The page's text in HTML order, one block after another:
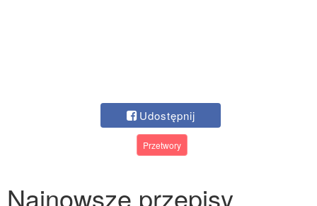
Udostępnij
Przetwory
Najnowsze przepisy